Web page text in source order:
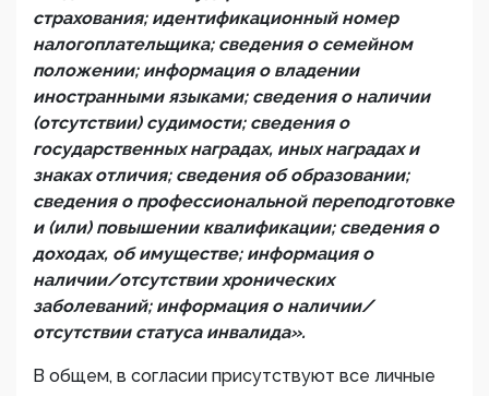
страхования; идентификационный номер
налогоплательщика; сведения о семейном
положении; информация о владении
иностранными языками; сведения о наличии
(отсутствии) судимости; сведения о
государственных наградах, иных наградах и
знаках отличия; сведения об образовании;
сведения о профессиональной переподготовке
и (или) повышении квалификации; сведения о
доходах, об имуществе; информация о
наличии/отсутствии хронических
заболеваний; информация о наличии/
отсутствии статуса инвалида».
В общем, в согласии присутствуют все личные